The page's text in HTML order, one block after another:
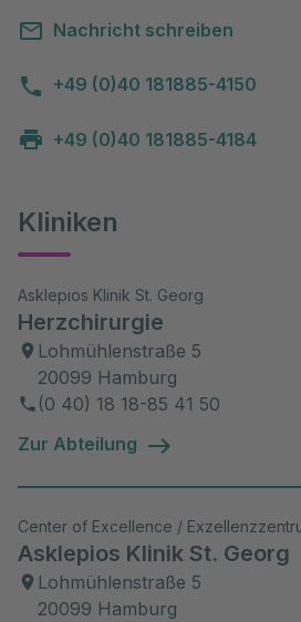
Nachricht schreiben
+49 (0)40 181885-4150
+49 (0)40 181885-4184
Kliniken
Asklepios Klinik St. Georg
Herzchirurgie
Lohmühlenstraße 5
20099 Hamburg
(0 40) 18 18-85 41 50
Zur Abteilung
Asklepios Klinik St. Georg
Lohmühlenstraße 5
20099 Hamburg